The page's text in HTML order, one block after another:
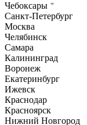
Чебоксары
Санкт-Петербург
Москва
Челябинск
Самара
Калининград
Воронеж
Екатеринбург
Ижевск
Краснодар
Красноярск
Нижний Новгород